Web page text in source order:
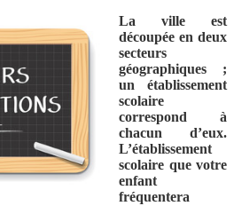
La ville est
découpée en deux
secteurs
géographiques ;
un établissement
scolaire
correspond à
chacun d’eux.
L’établissement
scolaire que votre
enfant
fréquentera